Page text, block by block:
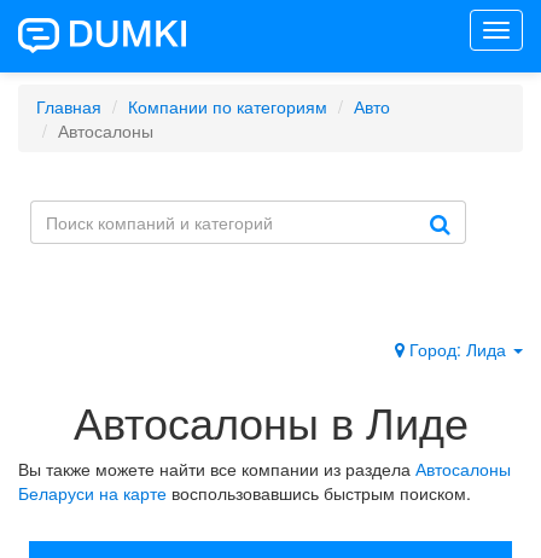
Главная Компании по категориям
Авто
Автосалоны
Город: Лида
Автосалоны в Лиде
Вы также можете найти все компании из раздела Автосалоны
Беларуси на карте воспользовавшись быстрым поиском.